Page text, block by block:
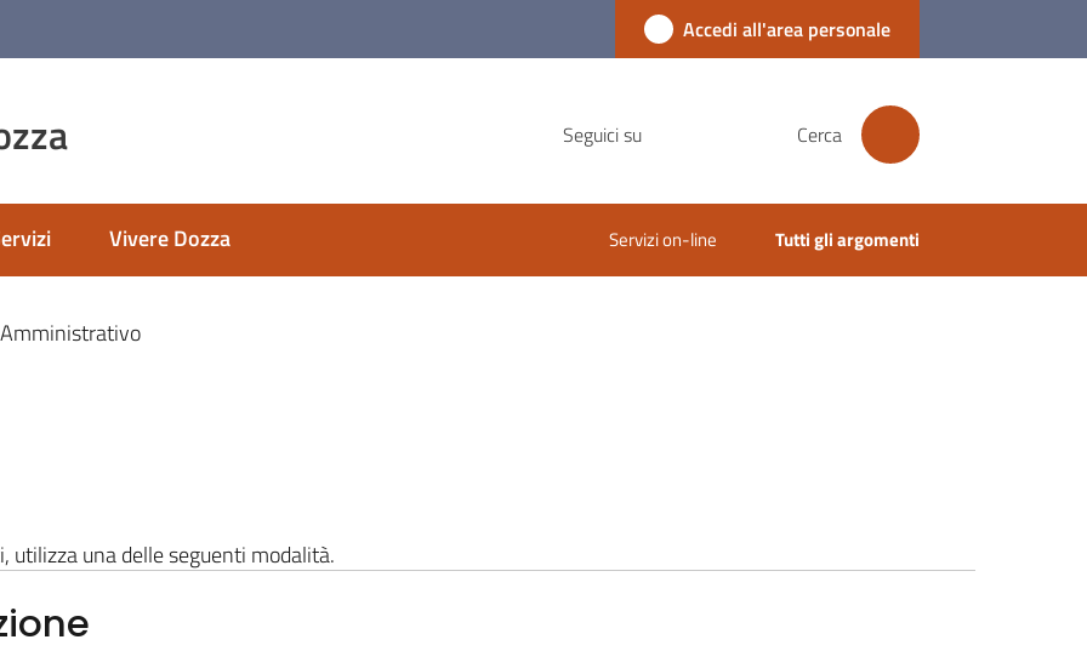
Accedi all'area personale
Seguici su Cerca
Vivere Dozza Servizi on-line Tutti gli argomenti
utilizza una delle seguenti modalità.